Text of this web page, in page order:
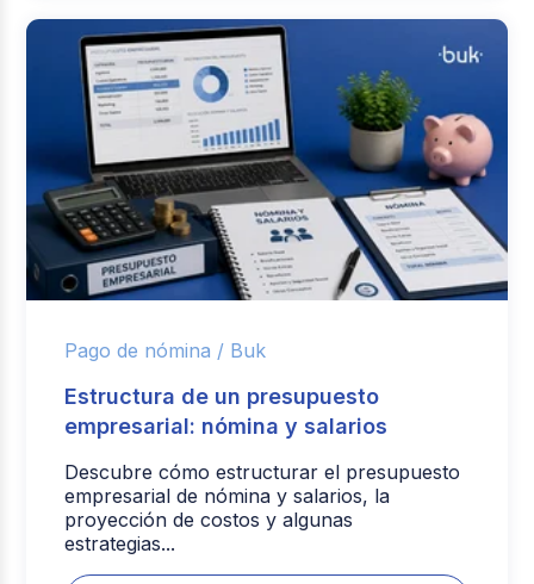
Pago de nómina / Buk
Estructura de un presupuesto
empresarial: nómina y salarios
Descubre cómo estructurar el presupuesto
empresarial de nómina y salarios, la
proyección de costos y algunas
estrategias...